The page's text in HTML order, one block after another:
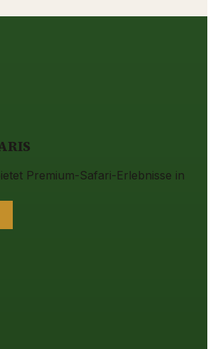
Premium-Safari-Erlebnisse in